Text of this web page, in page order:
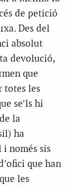
de petició
Des del
absolut
devolució,
que
totes les
se’ls hi
la
ha
i només sis
que han
les